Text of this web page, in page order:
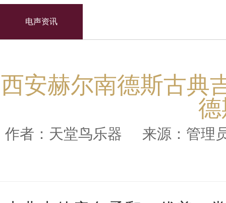
电声资讯
西安赫尔南德斯古典
作者：天堂鸟乐器 来源：管